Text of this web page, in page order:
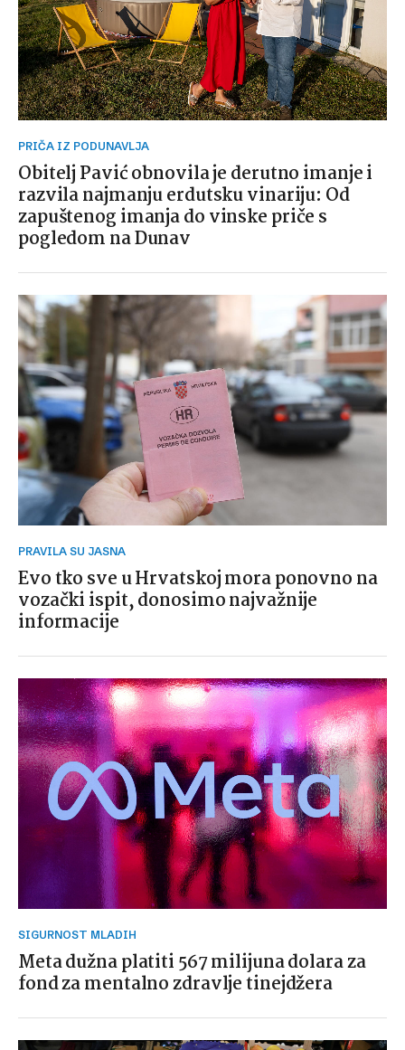
PRIČA IZ PODUNAVLJA
Obitelj Pavić obnovila je derutno imanje i
razvila najmanju erdutsku vinariju: Od
zapuštenog imanja do vinske priče s
pogledom na Dunav
PRAVILA SU JASNA
Evo tko sve u Hrvatskoj mora ponovno na
vozački ispit, donosimo najvažnije
informacije
SIGURNOST MLADIH
Meta dužna platiti 567 milijuna dolara za
fond za mentalno zdravlje tinejdžera